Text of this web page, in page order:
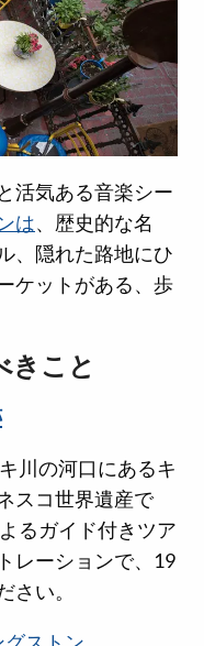
活気ある音楽シー
は、歴史的な名
、隠れた路地にひ
ケットがある、歩
こと
川の河口にあるキ
スコ世界遺産で
るガイド付きツア
レーションで、19
さい。